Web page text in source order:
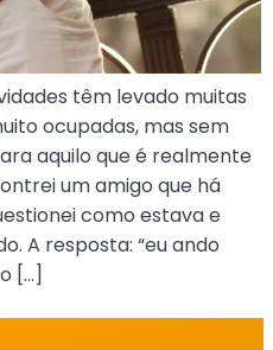
têm levado muitas
ocupadas, mas sem
aquilo que é realmente
um amigo que há
como estava e
A resposta: “eu ando
[…]